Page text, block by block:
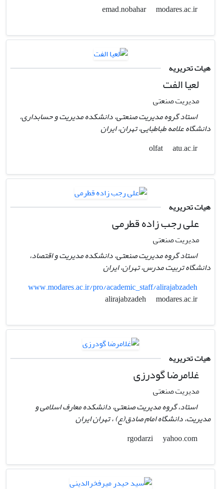
emad.nobahar
modares.ac.ir
هیات تحریریه
لعیا الفت
مدیریت صنعتی
استاد گروه مدیریت صنعتی، دانشکده مدیریت و حسابداری،
دانشگاه علامه طباطبایی، تهران، ایران
olfat
atu.ac.ir
هیات تحریریه
علی رجب زاده قطرمی
مدیریت صنعتی
استاد گروه مدیریت صنعتی، دانشکده مدیریت و اقتصاد،
دانشگاه تربیت مدرس، تهران، ایران
www.modares.ac.ir/pro/academic_staff/alirajabzadeh
alirajabzadeh
modares.ac.ir
هیات تحریریه
غلامرضا گودرزی
مدیریت صنعتی
استاد، گروه مدیریت صنعتی، دانشکده معارف اسلامی و
مدیریت، دانشگاه امام صادق(ع) ، تهران ایران
yahoo.com